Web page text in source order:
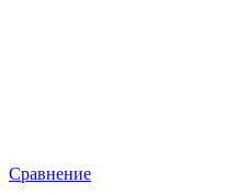
Сравнение